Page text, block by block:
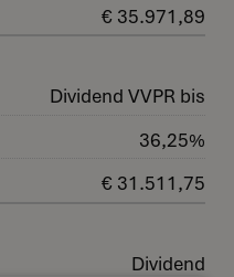
€ 35.971,89
Dividend VVPR bis
36,25%
€ 31.511,75
Dividend